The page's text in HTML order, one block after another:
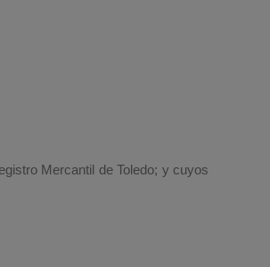
Mercantil de Toledo; y cuyos